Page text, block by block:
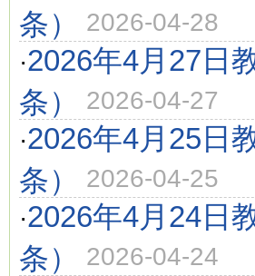
条）
2026-04-28
·2026年4月27日
条）
2026-04-27
·2026年4月25日
条）
2026-04-25
·2026年4月24日
条）
2026-04-24